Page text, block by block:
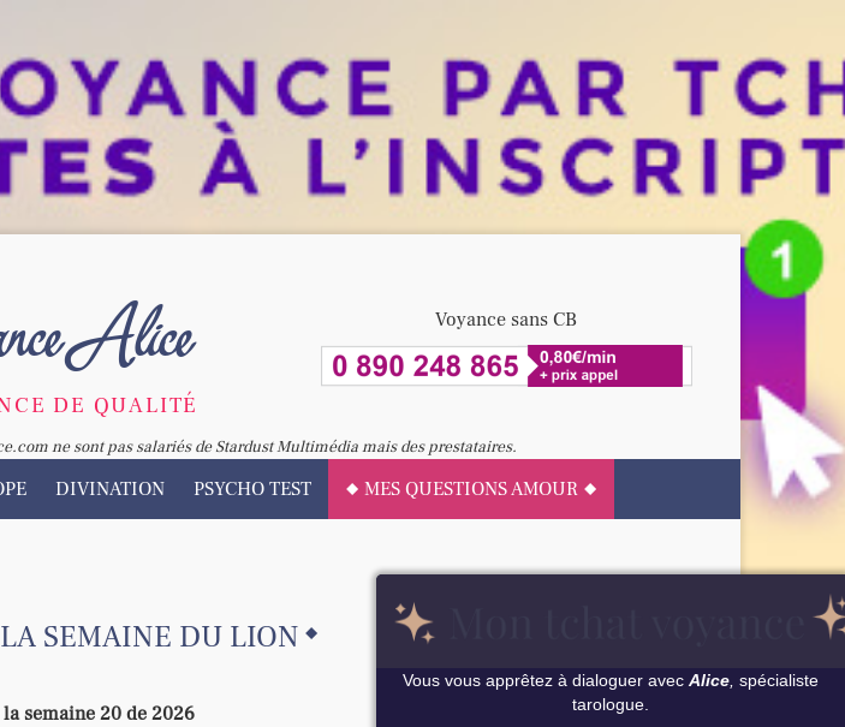
Alice
DE QUALITÉ
Voyance sans CB
ne sont pas salariés de Stardust Multimédia mais des prestataires.
DIVINATION PSYCHO TEST MES QUESTIONS AMOUR
SEMAINE DU LION
semaine 20 de 2026
Vous vous apprêtez à dialoguer avec Alice spécialiste
tarologue.